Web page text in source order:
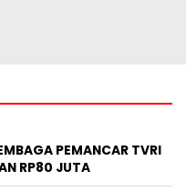
PEMANCAR TVRI
RP80 JUTA